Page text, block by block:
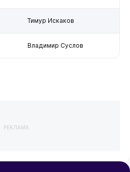
Тимур Искаков
Владимир Суслов
РЕКЛАМА